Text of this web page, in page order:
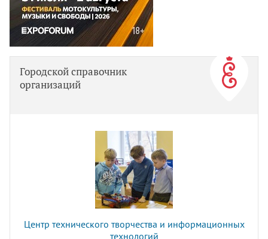
Городской справочник
организаций
Центр технического творчества и информационных
технологий